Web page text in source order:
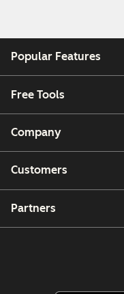
Popular Features
Free Tools
Company
Customers
Partners